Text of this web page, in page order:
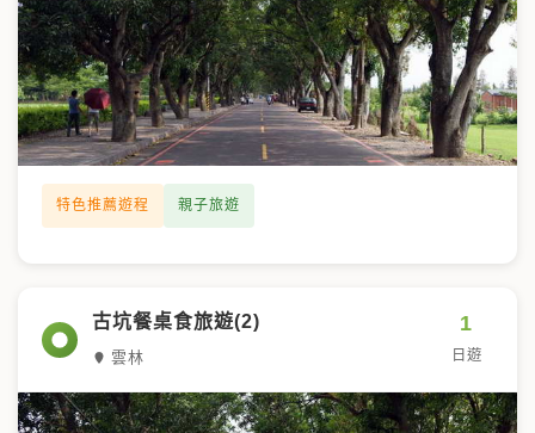
特色推薦遊程 親子旅遊
古坑餐桌食旅遊(2)
雲林
1
日遊